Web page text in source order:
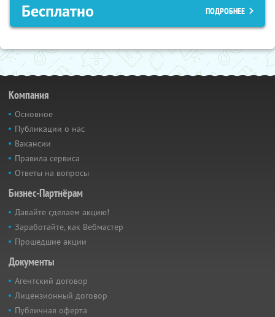
Бесплатно ПОДРОБНЕЕ
Компания
Основное
Публикации о нас
Вакансии
Правила сервиса
Ответы на вопросы
Бизнес-Партнёрам
Давайте сделаем акцию!
Заработайте, как Вебмастер
Прошедшие акции
Документы
Агентский договор
Лицензионный договор
Публичная оферта